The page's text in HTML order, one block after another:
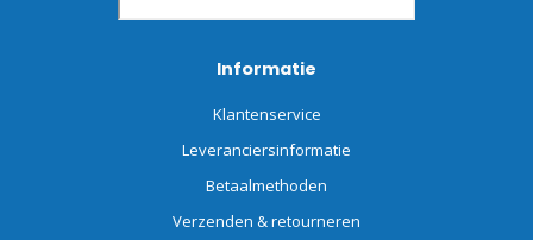
Informatie
Klantenservice
Leveranciersinformatie
Betaalmethoden
Verzenden & retourneren